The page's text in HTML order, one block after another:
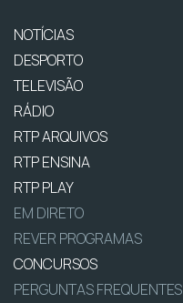
NOTÍCIAS
DESPORTO
TELEVISÃO
RÁDIO
RTP ARQUIVOS
RTP ENSINA
RTP PLAY
EM DIRETO
REVER PROGRAMAS
CONCURSOS
PERGUNTAS FREQUENTES